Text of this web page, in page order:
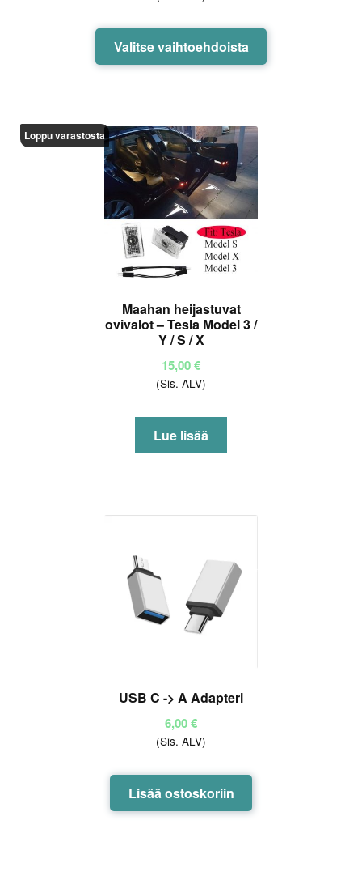
Valitse vaihtoehdoista
Tällä
tuotteella
Loppu varastosta
Maahan heijastuvat
ovivalot – Tesla Model 3 /
Y / S / X
15,00€
(Sis. ALV)
Lue lisää
USB C -> A Adapteri
6,00€
(Sis. ALV)
Lisää ostoskoriin